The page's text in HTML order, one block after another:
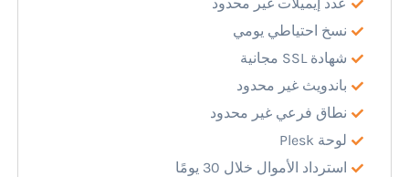
نسخ احتياطي يومي
شهادة SSL مجانية
باندويث غير محدود
نطاق فرعي غير محدود
لوحة Plesk
استرداد الأموال خلال 30 يومًا